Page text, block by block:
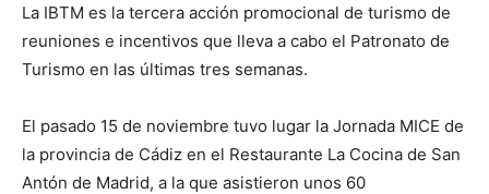
La IBTM es la tercera acción promocional de turismo de
reuniones e incentivos que lleva a cabo el Patronato de
Turismo en las últimas tres semanas.
El pasado 15 de noviembre tuvo lugar la Jornada MICE de
la provincia de Cádiz en el Restaurante La Cocina de San
Antón de Madrid, a la que asistieron unos 60